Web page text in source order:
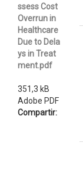
ssess Cost
Overrun in
Healthcare
Due to Dela
ys in Treat
ment.pdf
351,3 kB
Adobe PDF
Compartir: